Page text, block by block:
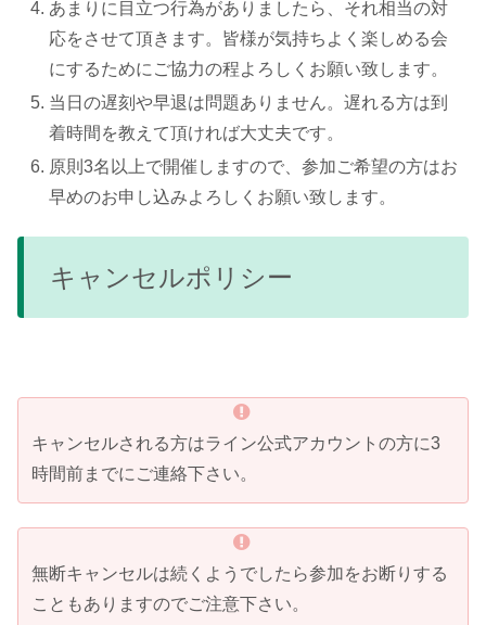
あまりに目立つ行為がありましたら、それ相当の対
応をさせて頂きます。皆様が気持ちよく楽しめる会
にするためにご協力の程よろしくお願い致します。
当日の遅刻や早退は問題ありません。遅れる方は到
着時間を教えて頂ければ大丈夫です。
原則3名以上で開催しますので、参加ご希望の方はお
早めのお申し込みよろしくお願い致します。
キャンセルポリシー
キャンセルされる方はライン公式アカウントの方に3
時間前までにご連絡下さい。
無断キャンセルは続くようでしたら参加をお断りする
こともありますのでご注意下さい。